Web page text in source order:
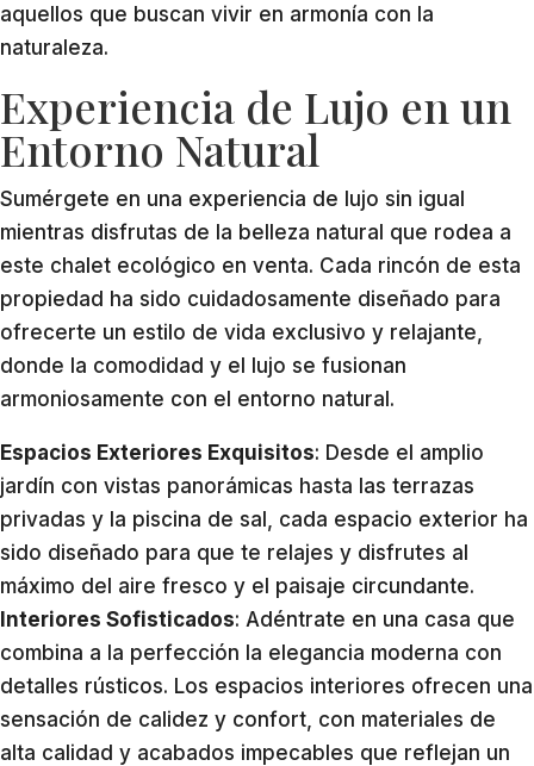
aquellos que buscan vivir en armonía con la
naturaleza.
Experiencia de Lujo en un
Entorno Natural
Sumérgete en una experiencia de lujo sin igual
mientras disfrutas de la belleza natural que rodea a
este chalet ecológico en venta. Cada rincón de esta
propiedad ha sido cuidadosamente diseñado para
ofrecerte un estilo de vida exclusivo y relajante,
donde la comodidad y el lujo se fusionan
armoniosamente con el entorno natural.
Espacios Exteriores Exquisitos: Desde el amplio
jardín con vistas panorámicas hasta las terrazas
privadas y la piscina de sal, cada espacio exterior ha
sido diseñado para que te relajes y disfrutes al
máximo del aire fresco y el paisaje circundante.
Interiores Sofisticados: Adéntrate en una casa que
combina a la perfección la elegancia moderna con
detalles rústicos. Los espacios interiores ofrecen una
sensación de calidez y confort, con materiales de
alta calidad y acabados impecables que reflejan un